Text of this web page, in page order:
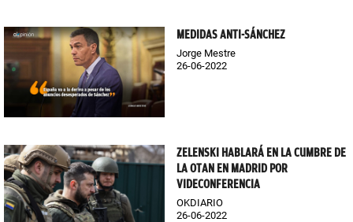
MEDIDAS ANTI-SÁNCHEZ
Jorge Mestre
26-06-2022
ZELENSKI HABLARÁ EN LA CUMBRE DE
LA OTAN EN MADRID POR
VIDECONFERENCIA
OKDIARIO
26-06-2022